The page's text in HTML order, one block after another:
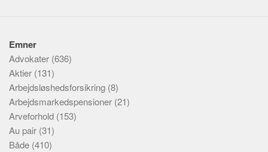
Emner
Advokater (636)
Aktier (131)
Arbejdsløshedsforsikring (8)
Arbejdsmarkedspensioner (21)
Arveforhold (153)
Au pair (31)
Både (410)